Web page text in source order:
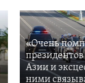
«Очень
Азии и
ними